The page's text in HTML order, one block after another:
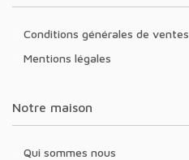
Conditions générales de ventes
Mentions légales
Notre maison
Qui sommes nous